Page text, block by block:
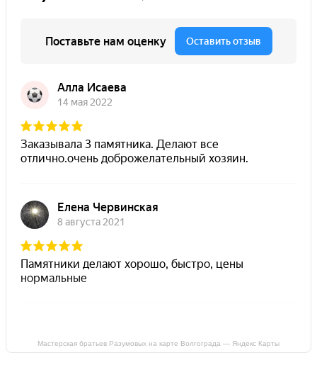
Мастерская братьев Разумовых на карте Волгограда — Яндекс Карты